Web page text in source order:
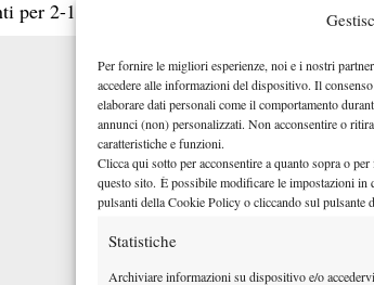
Per fornire le migliori esperienze, noi e i nostri
accedere alle informazioni del dispositivo. Il
elaborare dati personali come il comportamento
annunci (non) personalizzati. Non acconsentire o
caratteristiche e funzioni.
Clicca qui sotto per acconsentire a quanto sopra o
questo sito. È possibile modificare le impostazioni
pulsanti della Cookie Policy o cliccando sul pulsante
Statistiche
Archiviare informazioni su dispositivo e/o
per 2-1, a un solo punto dal successo.